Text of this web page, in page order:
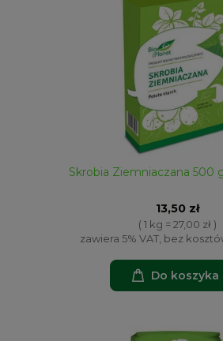
Skrobia Ziemniaczana 500
13,50 zł
( 1 kg = 27,00 zł )
zawiera 5% VAT, bez
Do koszyka